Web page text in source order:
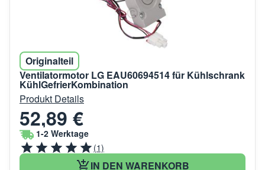
Originalteil
Ventilatormotor LG EAU60694514 für Kühlschrank
KühlGefrierKombination
Produkt Details
52,89 €
1-2 Werktage
(1)
IN DEN WARENKORB